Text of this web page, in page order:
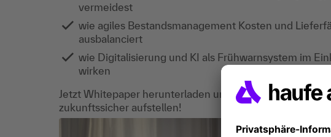
vermeidest
wie agiles Bestandsmanagement Kosten und
ausbalanciert
wie Digitalisierung und KI als Frühwarnsystem im
wirken
Jetzt Whitepaper herunterladen und dein
zukunftssicher aufstellen!